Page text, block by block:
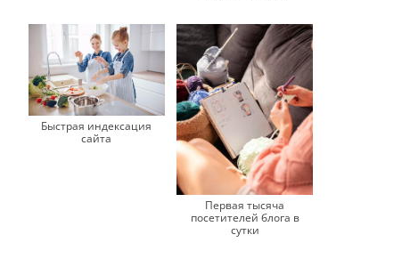
Быстрая индексация
сайта
Первая тысяча
посетителей блога в
сутки